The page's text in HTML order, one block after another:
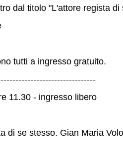
dal titolo "L'attore regista
tutti a ingresso gratuito.
11.30 - ingresso libero
di se stesso. Gian Maria